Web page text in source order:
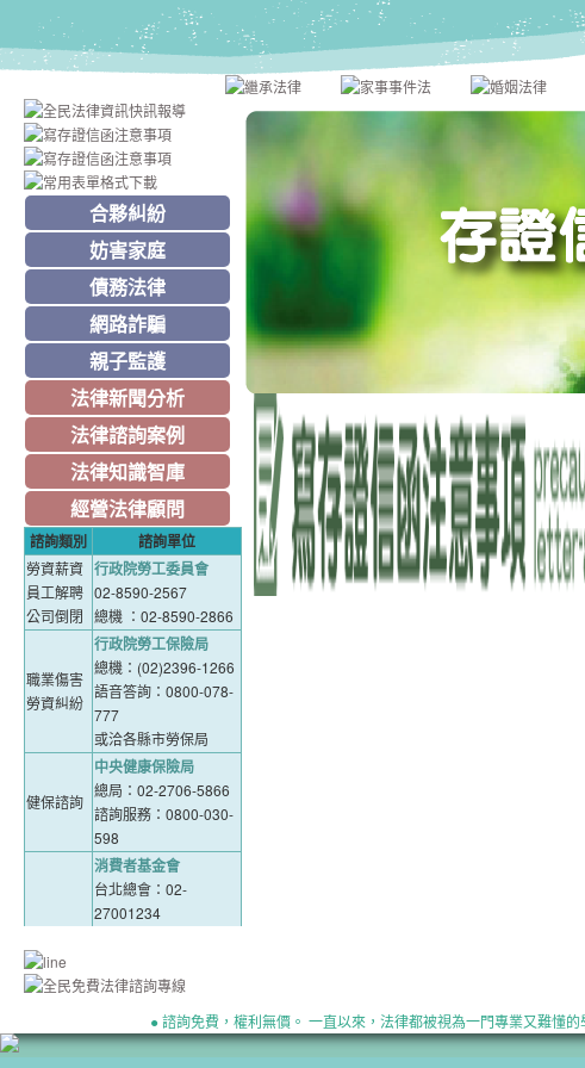
合夥糾紛
妨害家庭
債務法律
網路詐騙
親子監護
法律新聞分析
法律諮詢案例
法律知識智庫
經營法律顧問
諮詢類別 諮詢單位
勞資薪資
員工解聘
公司倒閉
行政院勞工委員會
02-8590-2567
總機 ：02-8590-2866
職業傷害
勞資糾紛
行政院勞工保險局
總機：(02)2396-1266
語音答詢：0800-078-
777
或洽各縣市勞保局
健保諮詢
中央健康保險局
總局：02-2706-5866
諮詢服務：0800-030-
598
網路購物
買賣糾紛
消費者基金會
台北總會：02-
27001234
南區分會：06-
高屏分會：07-
● 諮詢免費，權利無價。 一直以來，法律都被視為一門專業又難懂